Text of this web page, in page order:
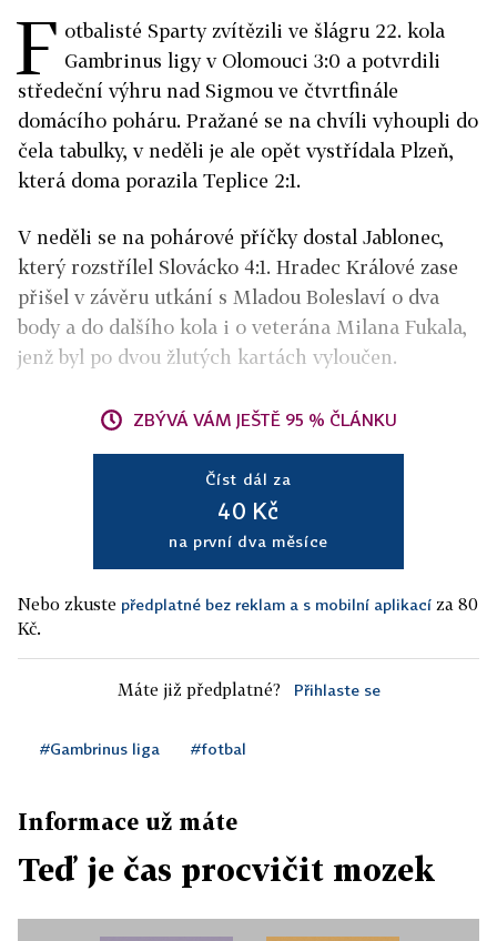
F otbalisté Sparty zvítězili ve šlágru 22. kola
Gambrinus ligy v Olomouci 3:0 a potvrdili
středeční výhru nad Sigmou ve čtvrtfinále
domácího poháru. Pražané se na chvíli vyhoupli do
čela tabulky, v neděli je ale opět vystřídala Plzeň,
která doma porazila Teplice 2:1.
V neděli se na pohárové příčky dostal Jablonec,
který rozstřílel Slovácko 4:1. Hradec Králové zase
přišel v závěru utkání s Mladou Boleslaví o dva
body a do dalšího kola i o veterána Milana Fukala,
jenž byl po dvou žlutých kartách vyloučen.
ZBÝVÁ VÁM JEŠTĚ 95 % ČLÁNKU
Číst dál za
40 Kč
na první dva měsíce
Nebo zkuste předplatné bez reklam a s mobilní aplikací za 80
Kč.
Máte již předplatné? Přihlaste se
#Gambrinus liga #fotbal
Informace už máte
Teď je čas procvičit mozek